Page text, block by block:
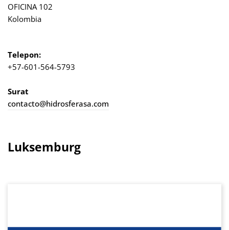
OFICINA 102
Kolombia
Telepon:
+57-601-564-5793
Surat
contacto@hidrosferasa.com
Luksemburg